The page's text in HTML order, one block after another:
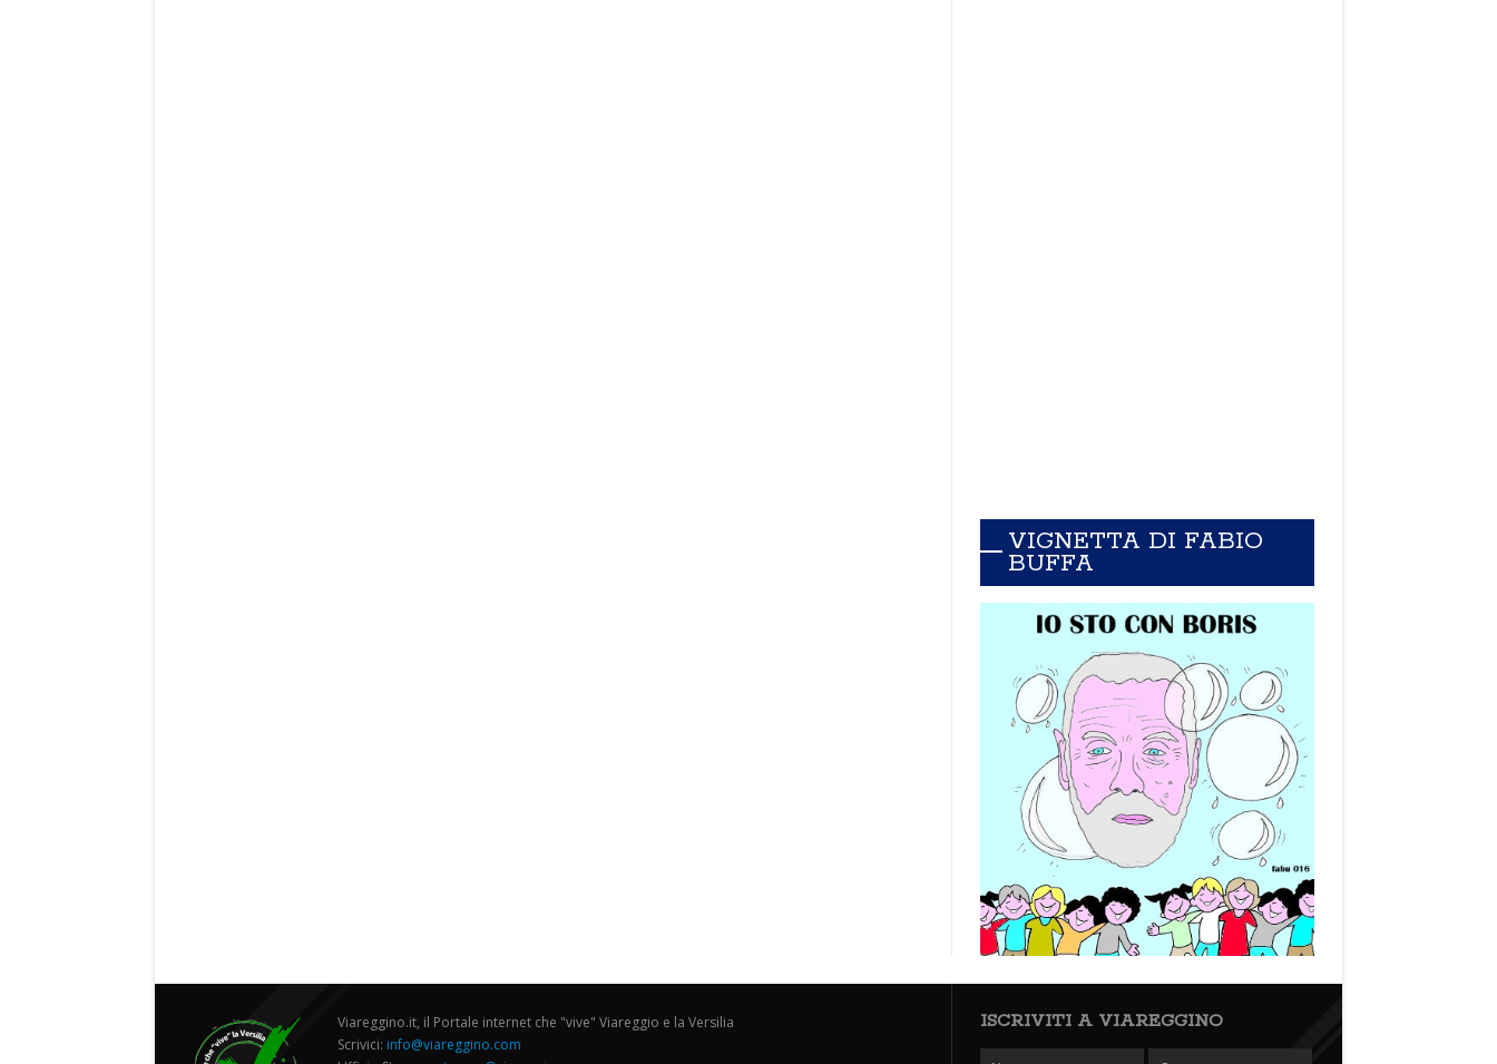
VIGNETTA DI FABIO
BUFFA
Viareggino.it, il Portale internet che "vive" Viareggio e la Versilia
Scrivici: info@viareggino.com
ISCRIVITI A VIAREGGINO